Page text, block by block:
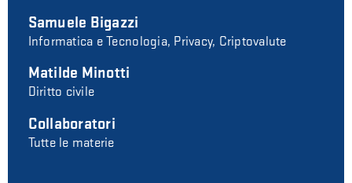
Samuele Bigazzi
Informatica e Tecnologia, Privacy, Criptovalute
Matilde Minotti
Diritto civile
Collaboratori
Tutte le materie